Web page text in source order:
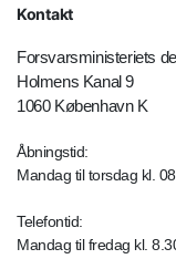
Kontakt
Forsvarsministeriets
Holmens Kanal 9
1060 København K
Åbningstid:
Mandag til torsdag kl.
Telefontid:
Mandag til fredag kl.